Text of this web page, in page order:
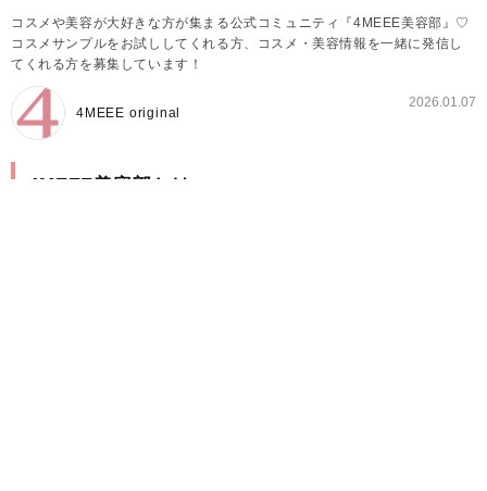
コスメや美容が大好きな方が集まる公式コミュニティ『4MEEE美容部』♡
コスメサンプルをお試ししてくれる方、コスメ・美容情報を一緒に発信し
てくれる方を募集しています！
4MEEE original
2026.01.07
4MEEE美容部とは